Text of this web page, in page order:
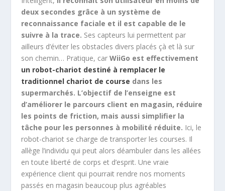
deux secondes grâce à un système de
reconnaissance faciale et il est capable de le
suivre à la trace. Ses capteurs lui permettent par
ailleurs d’éviter les obstacles divers placés çà et là sur
son chemin… Pratique, car WiiGo est effectivement
un robot-chariot destiné à remplacer le
traditionnel chariot de course dans les
supermarchés. L’objectif de l’enseigne est
d’améliorer le parcours client en magasin, réduire
les points de friction, mais aussi simplifier la
tâche pour les personnes à mobilité réduite. Ici, le
robot-chariot se charge de transporter les courses. Il
allège l’individu qui peut alors déambuler dans les allées
en toute liberté de corps et d’esprit. Une vraie
expérience client qui pourrait rendre nos moments
passés en magasin beaucoup plus agréables